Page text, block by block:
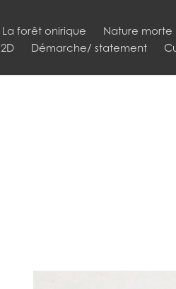
La forêt onirique Nature morte
2D Démarche/ statement